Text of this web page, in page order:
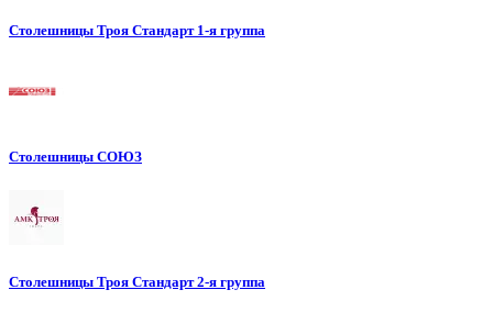
Столешницы Троя Стандарт 1-я группа
Столешницы СОЮЗ
Столешницы Троя Стандарт 2-я группа